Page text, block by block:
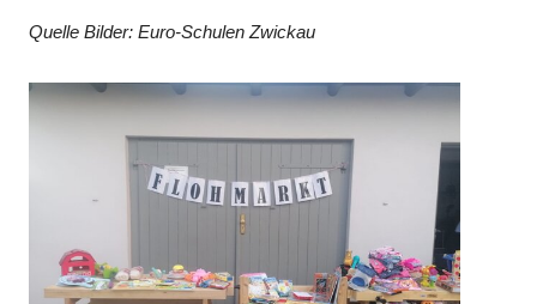
Quelle Bilder: Euro-Schulen Zwickau